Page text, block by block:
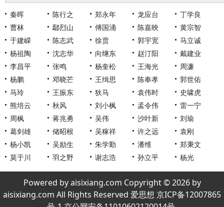
秦晖 陈行之 郑永年 龙应台
丁学良
曹林
鄢烈山 傅国涌 陈嘉映
黄宗智
于建嵘
陈志武 徐贲 郭宇宽
马立诚
杨祖陶
沈志华 向继东 赵汀阳
戴建业
李昌平
张鸣 杨奎松 王海光
周濂
杨鹏
邓晓芒 王缉思 陈奉孝
郭世佑
马玲
王振东 狄马 袁伟时
史啸虎
熊培云
秋风 刘小枫 孟令伟
雷一宁
周枫
蒋兆勇 吴伟 沙叶新
刘瑜
葛剑雄
储昭根 吴稼祥 许之远
袁刚
杨小凯
吴励生 朱学勤 潘维
郑秉文
莫于川
羽之野 谢志浩 孙立平 杨光
Powered by aisixiang.com Copyright © 2026 by
aisixiang.com All Rights Reserved 爱思想 京ICP备12007865